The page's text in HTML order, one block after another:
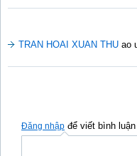
TRAN HOAI XUAN THUao
Đăng nhập để viết bình luận